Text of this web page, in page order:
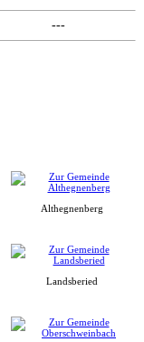
---
Althegnenberg
Landsberied